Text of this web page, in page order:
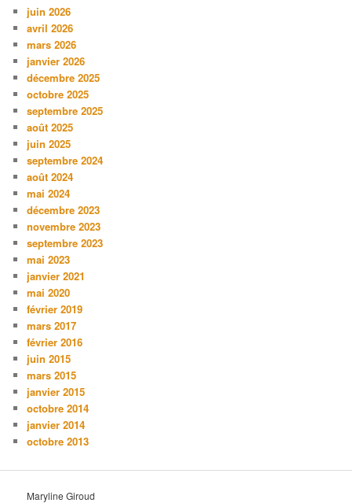
juin 2026
avril 2026
mars 2026
janvier 2026
décembre 2025
octobre 2025
septembre 2025
août 2025
juin 2025
septembre 2024
août 2024
mai 2024
décembre 2023
novembre 2023
septembre 2023
mai 2023
janvier 2021
mai 2020
février 2019
mars 2017
février 2016
juin 2015
mars 2015
janvier 2015
octobre 2014
janvier 2014
octobre 2013
Maryline Giroud